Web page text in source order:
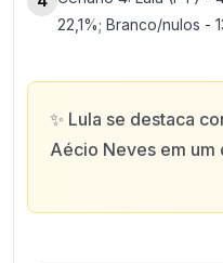
22,1%; Branco/nulos -
✨ Lula se destaca
Aécio Neves em um